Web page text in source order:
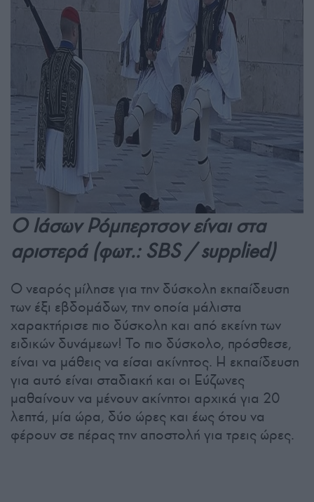
Ο Ιάσων Ρόμπερτσον είναι στα
αριστερά (φωτ.: SBS / supplied)
Ο νεαρός μίλησε για την δύσκολη εκπαίδευση
των έξι εβδομάδων, την οποία μάλιστα
χαρακτήρισε πιο δύσκολη και από εκείνη των
ειδικών δυνάμεων! Το πιο δύσκολο, πρόσθεσε,
είναι να μάθεις να είσαι ακίνητος. Η εκπαίδευση
για αυτό είναι σταδιακή και οι Εύζωνες
μαθαίνουν να μένουν ακίνητοι αρχικά για 20
λεπτά, μία ώρα, δύο ώρες και έως ότου να
φέρουν σε πέρας την αποστολή για τρεις ώρες.